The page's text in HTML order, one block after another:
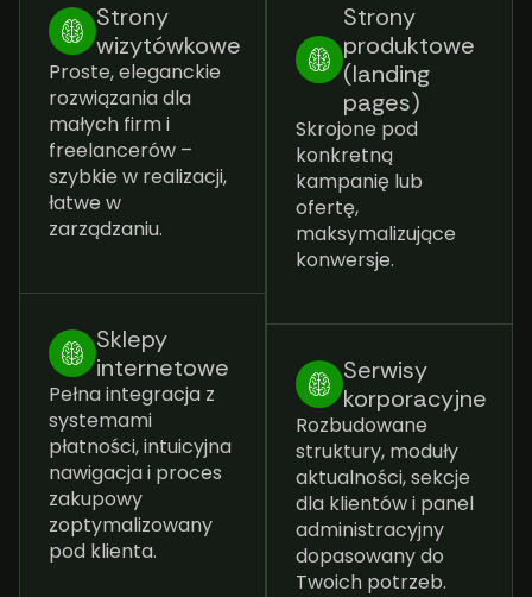
Strony
wizytówkowe
Proste, eleganckie
rozwiązania dla
małych firm i
freelancerów –
szybkie w realizacji,
łatwe w
zarządzaniu.
Sklepy
internetowe
Pełna integracja z
systemami
płatności, intuicyjna
nawigacja i proces
zakupowy
zoptymalizowany
pod klienta.
Strony
produktowe
(landing
pages)
Skrojone pod
konkretną
kampanię lub
ofertę,
maksymalizujące
konwersje.
Serwisy
korporacyjne
Rozbudowane
struktury, moduły
aktualności, sekcje
dla klientów i panel
administracyjny
dopasowany do
Twoich potrzeb.